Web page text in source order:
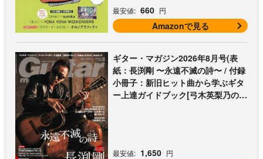
最安値: 660 円
Amazonで見る
ギター・マガジン2026年8月号(表
紙：長渕剛 〜永遠不滅の詩〜 / 付録
小冊子：新旧ヒット曲から学ぶギタ
ー上達ガイドブック[弓木英梨乃の放
最安値: 1,650 円